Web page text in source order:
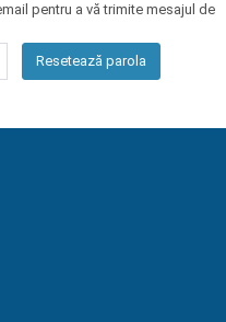
pentru a vă trimite mesajul de
Resetează parola